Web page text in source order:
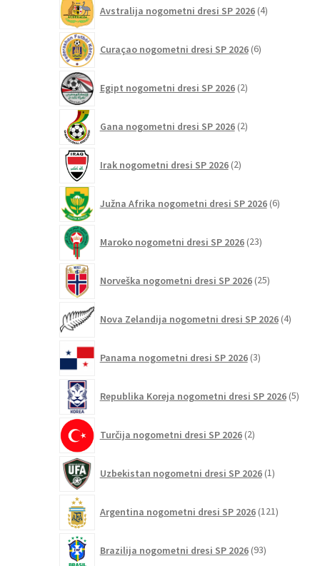
Avstralija nogometni dresi SP 2026 4izdelki
Curaçao nogometni dresi SP 2026 6izdelkov
Egipt nogometni dresi SP 2026 2izdelka
Gana nogometni dresi SP 2026 2izdelka
Irak nogometni dresi SP 2026 2izdelka
Južna Afrika nogometni dresi SP 2026 6izdelkov
Maroko nogometni dresi SP 2026 23izdelkov
Norveška nogometni dresi SP 2026 25izdelkov
Nova Zelandija nogometni dresi SP 2026 4izdelki
Panama nogometni dresi SP 2026 3izdelki
Republika Koreja nogometni dresi SP 2026 5
Turčija nogometni dresi SP 2026 2izdelka
Uzbekistan nogometni dresi SP 2026 1izdelek
Argentina nogometni dresi SP 2026 121izdelkov
Brazilija nogometni dresi SP 2026 93izdelkov